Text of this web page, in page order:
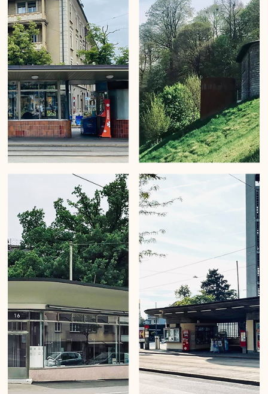
Mirko Beetschen
19. Aug. 2022
Train stations of Bern
Mirko Beetschen hält mit «Urban Wanderings» architektonische
Besonderheiten und städtebauliche Arrangements mit der
Handykamera fest.